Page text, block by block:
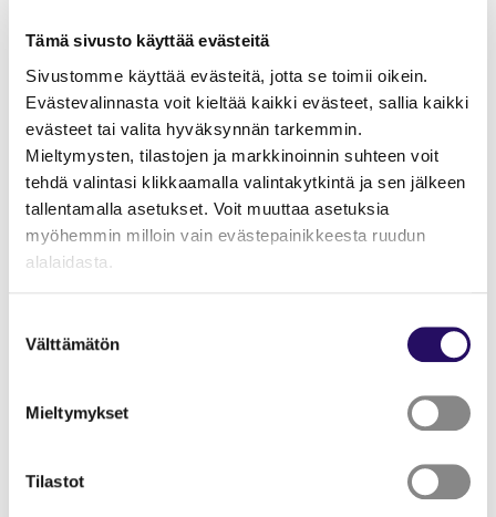
Tämä sivusto käyttää evästeitä
Sivustomme käyttää evästeitä, jotta se toimii oikein.
Evästevalinnasta voit kieltää kaikki evästeet, sallia kaikki
evästeet tai valita hyväksynnän tarkemmin.
Mieltymysten, tilastojen ja markkinoinnin suhteen voit
tehdä valintasi klikkaamalla valintakytkintä ja sen jälkeen
tallentamalla asetukset. Voit muuttaa asetuksia
myöhemmin milloin vain evästepainikkeesta ruudun
alalaidasta.
Lue lisää sivustostamme ja evästeistä
valinta
Välttämätön
Mieltymykset
Tilastot
kanssa.
Vapaa pääsy.
Muut tulevat näytökset:
Liikelaituri, Tampere
ke 5.8.2026 klo 18
to 6.8.2026 klo 18
su 9.8.2026 klo 15
Helsinki: syksy 2026, aika ja paikka tiedotetaan
Taiteellinen konsepti, toteutus, esittäminen:
Työryhmä